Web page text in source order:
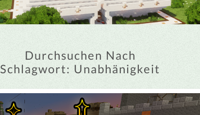
Durchsuchen Nach
Schlagwort: Unabhänigkeit